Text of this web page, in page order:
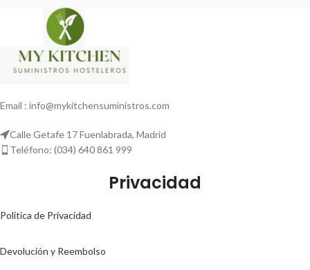
Email : info@mykitchensuministros.com
Calle Getafe 17 Fuenlabrada, Madrid
Teléfono: (034) 640 861 999
Privacidad
Politica de Privacidad
Devolución y Reembolso